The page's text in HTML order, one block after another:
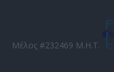
Μέλος #232469 Μ.Η.Τ.